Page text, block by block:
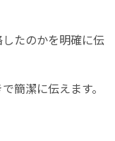
たのかを明確に伝
簡潔に伝えます。